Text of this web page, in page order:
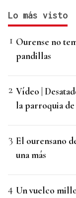
Lo más visto
Ourense no
pandillas
Vídeo |
la parroquia
El ourensano
una más
Un vuelco